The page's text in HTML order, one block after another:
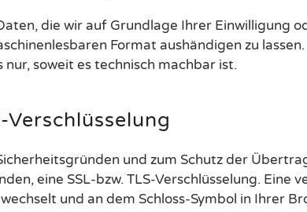
die wir auf Grundlage Ihrer
Format aushändigen zu
soweit es technisch machbar ist.
Verschlüsselung
und zum Schutz der
eine SSL-bzw. TLS-Verschlüsselung.
und an dem Schloss-Symbol in Ihrer